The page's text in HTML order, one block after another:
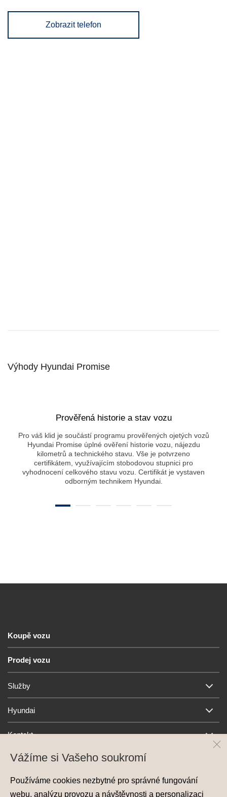
Zobrazit telefon
Výhody Hyundai Promise
Prověřená historie a stav vozu
Pro váš klid je součástí programu prověřených ojetých vozů
Hyundai Promise úplné ověření historie vozu, nájezdu
kilometrů a technického stavu. Vše je potvrzeno
certifikátem, využívajícím stobodovou stupnici pro
vyhodnocení celkového stavu vozu. Certifikát je vystaven
odborným technikem Hyundai.
Koupě vozu
Prodej vozu
Služby
Hyundai
Kontakt
Vážíme si Vašeho soukromí
Používáme cookies nezbytné pro správné fungování
webu, analýzu provozu a návštěvnosti a personalizaci